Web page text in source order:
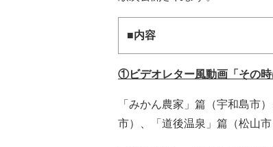
■内容
①ビデオレター風動画「その
「みかん農家」篇（宇和島市
市）、「道後温泉」篇（松山市